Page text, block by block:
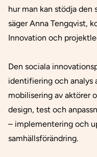
hur man kan stödja den
säger Anna Tengqvist,
Innovation och
Den sociala
identifiering och analys
mobilisering av aktörer
design, test och
– implementering och
samhällsförändring.